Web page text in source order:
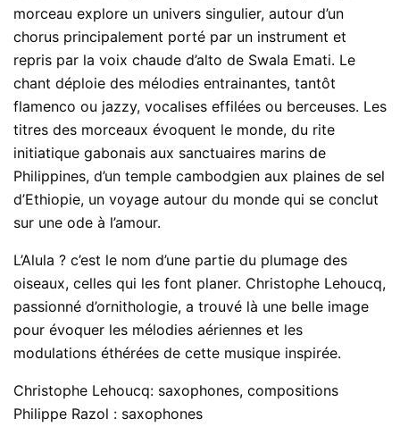
morceau explore un univers singulier, autour d’un
chorus principalement porté par un instrument et
repris par la voix chaude d’alto de Swala Emati. Le
chant déploie des mélodies entrainantes, tantôt
flamenco ou jazzy, vocalises effilées ou berceuses. Les
titres des morceaux évoquent le monde, du rite
initiatique gabonais aux sanctuaires marins de
Philippines, d’un temple cambodgien aux plaines de sel
d’Ethiopie, un voyage autour du monde qui se conclut
sur une ode à l’amour.
L’Alula ? c’est le nom d’une partie du plumage des
oiseaux, celles qui les font planer. Christophe Lehoucq,
passionné d’ornithologie, a trouvé là une belle image
pour évoquer les mélodies aériennes et les
modulations éthérées de cette musique inspirée.
Christophe Lehoucq: saxophones, compositions
Philippe Razol : saxophones